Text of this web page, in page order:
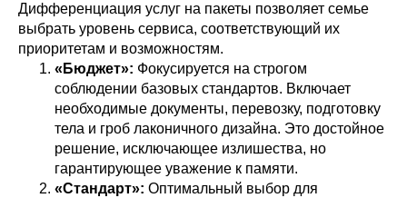
Дифференциация услуг на пакеты позволяет семье
выбрать уровень сервиса, соответствующий их
приоритетам и возможностям.
«Бюджет»: Фокусируется на строгом
соблюдении базовых стандартов. Включает
необходимые документы, перевозку, подготовку
тела и гроб лаконичного дизайна. Это достойное
решение, исключающее излишества, но
гарантирующее уважение к памяти.
«Стандарт»: Оптимальный выбор для